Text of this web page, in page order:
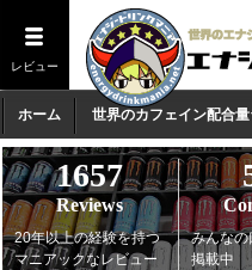
レビュー
ホーム 世界のカフェイン配合
1657
Reviews
20年以上の経験を持つ
マニアックなレビュー
みんなの
掲載中